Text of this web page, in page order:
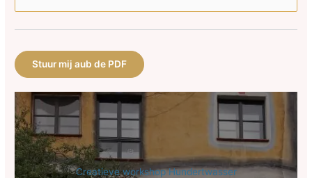
Stuur mij aub de PDF
Creatieve workshop Hundertwasser